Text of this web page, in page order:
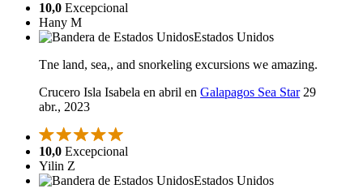
10,0 Excepcional
Hany M
Estados Unidos
Tne land, sea,, and snorkeling excursions we amazing.
Crucero Isla Isabela en abril en Galapagos Sea Star 29
abr., 2023
10,0 Excepcional
Yilin Z
Estados Unidos